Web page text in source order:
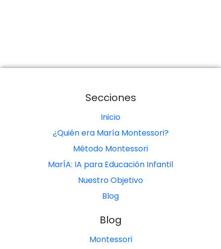
Secciones
Inicio
¿Quién era María Montessori?
Método Montessori
MarÍA: IA para Educación Infantil
Nuestro Objetivo
Blog
Blog
Montessori